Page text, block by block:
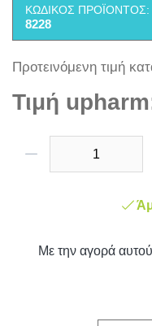
ΚΩΔΙΚΌΣ ΠΡΟΪΌΝΤΟΣ:
8228
Προτεινόμενη τιμή
Τιμή
Με την αγορά αυτού